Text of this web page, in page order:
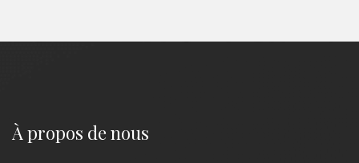
À propos de nous